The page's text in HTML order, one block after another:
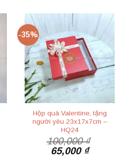
-35%
Hộp quà Valentine, tặng
người yêu 23x17x7cm –
HQ24
100,000₫
Giá
65,000 ₫Giá